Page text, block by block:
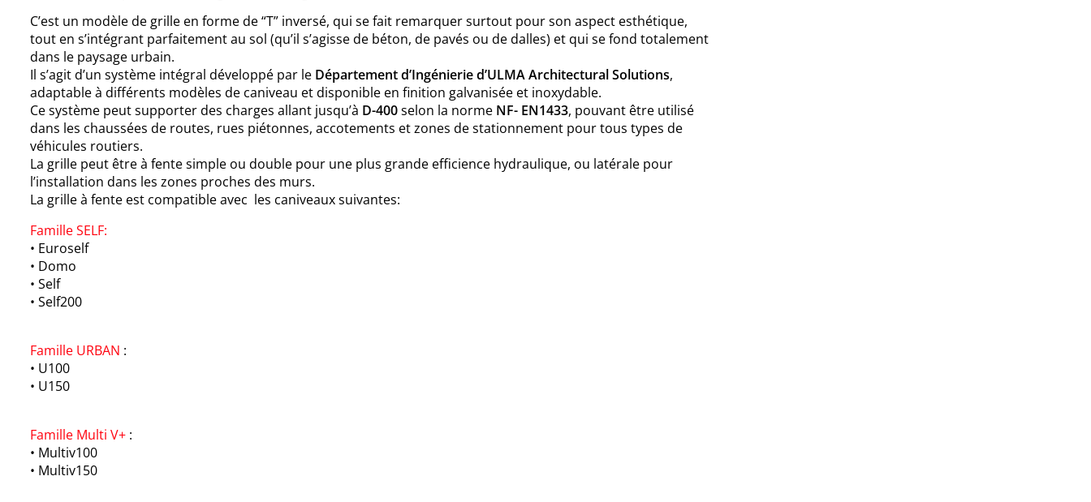
C’est un modèle de grille en forme de “T” inversé, qui se fait remarquer surtout pour son aspect esthétique,
tout en s’intégrant parfaitement au sol (qu’il s’agisse de béton, de pavés ou de dalles) et qui se fond totalement
dans le paysage urbain.
Il s’agit d’un système intégral développé par le Département d’Ingénierie d’ULMA Architectural Solutions,
adaptable à différents modèles de caniveau et disponible en finition galvanisée et inoxydable.
Ce système peut supporter des charges allant jusqu’à D-400selon la norme NF- EN1433, pouvant être utilisé
dans les chaussées de routes, rues piétonnes, accotements et zones de stationnement pour tous types de
véhicules routiers.
La grille peut être à fente simple ou double pour une plus grande efficience hydraulique, ou latérale pour
l’installation dans les zones proches des murs.
La grille à fente est compatible avec les caniveaux suivantes:
Famille SELF:
• Euroself
• Domo
• Self
• Self200
Famille URBAN :
• U100
• U150
Famille Multi V+ :
• Multiv100
• Multiv150